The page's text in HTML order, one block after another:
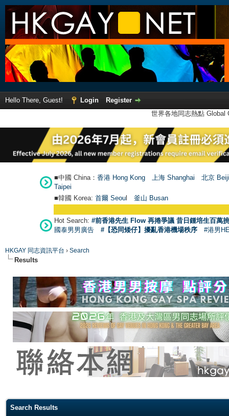
Hello There, Guest! Login
Register
世界各地同志熱點
■中國 China： 香港 Hong Kong 上海 Shanghai
北京
Taipei
■韓國 Korea: 首爾 Seoul 釜山 Busan
Hot Search: #前香港先生 Flow 再捲爭議 昔日鍾培生百萬
國泰男男廣告
#【恐同矮仔】擾亂香港機場秩序 #港男
HKGAY 同志資訊平台 › Search
Results
Search Results